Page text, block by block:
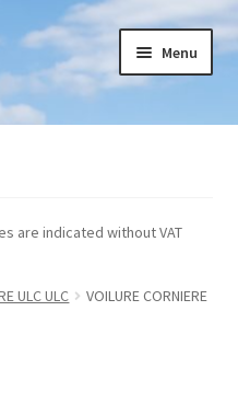
Menu
are indicated without VAT
ULC ULC
VOILURE CORNIERE